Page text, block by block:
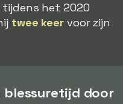
het 2020
twee keer voor zijn
door